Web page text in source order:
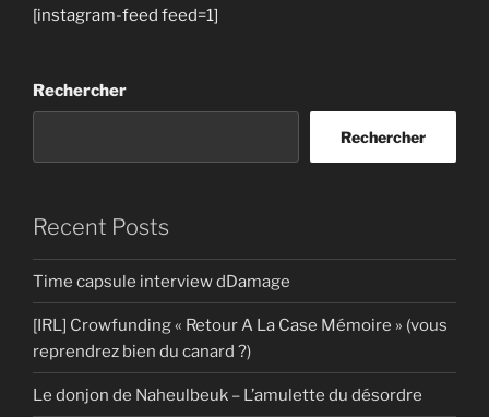
[instagram-feed feed=1]
Rechercher
Rechercher
Recent Posts
Time capsule interview dDamage
[IRL] Crowfunding « Retour A La Case Mémoire » (vous
reprendrez bien du canard ?)
Le donjon de Naheulbeuk – L’amulette du désordre